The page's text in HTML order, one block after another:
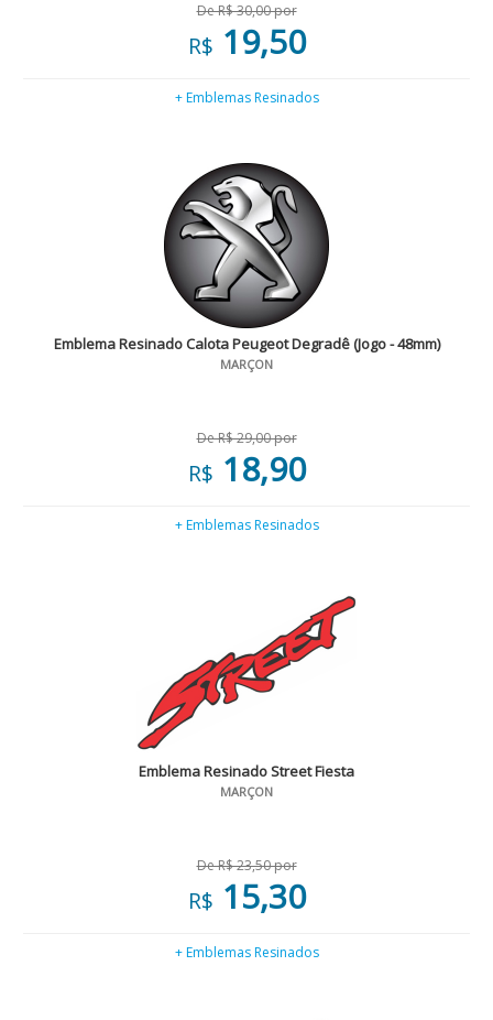
De R$ 30,00 por
R$ 19,50
+ Emblemas Resinados
Emblema Resinado Calota Peugeot Degradê (Jogo - 48mm)
MARÇON
De R$ 29,00 por
R$ 18,90
+ Emblemas Resinados
Emblema Resinado Street Fiesta
MARÇON
De R$ 23,50 por
R$ 15,30
+ Emblemas Resinados